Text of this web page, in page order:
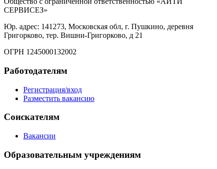
СЕРВИСЕЗ»
Юр. адрес: 141273, Московская обл, г. Пушкино, деревня
Григорково, тер. Вишни-Григорково, д 21
ОГРН 1245000132002
Работодателям
Регистрация/вход
Разместить вакансию
Соискателям
Вакансии
Образовательным учреждениям